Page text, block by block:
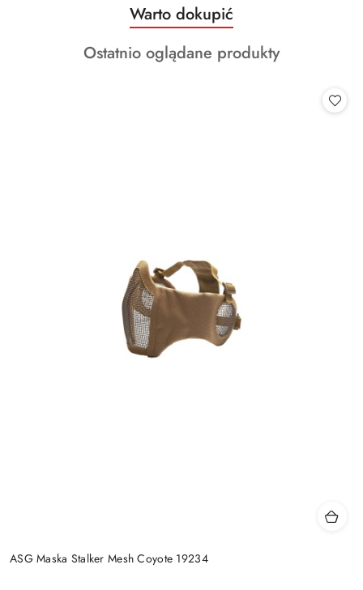
Pomiń karuzelę produktów
Produkty
o
statusie:
Warto dokupić
Produkty
Ostatnio oglądane produkty
ASG Maska Stalker Mesh Coyote 19234